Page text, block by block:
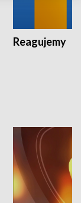
Reagujemy